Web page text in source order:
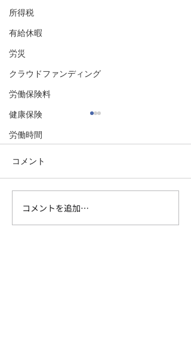
所得税
有給休暇
労災
クラウドファンディング
労働保険料
健康保険
労働時間
【福岡市で会社設立②消
費税編】「設立2年は消費
コメント
コメントを追加…